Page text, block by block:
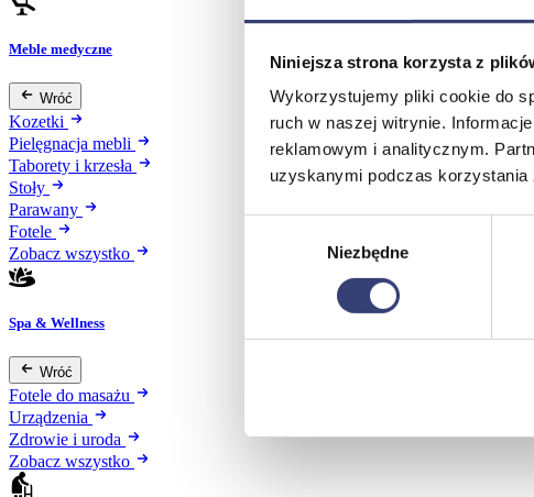
Niniejsza strona korzysta z
Wykorzystujemy pliki cookie do
ruch w naszej witrynie.
reklamowym i analitycznym.
uzyskanymi podczas korzystania
Niezbędne
Meble medyczne
Wróć
Kozetki
Pielęgnacja mebli
Taborety i krzesła
Stoły
Parawany
Fotele
Zobacz wszystko
Spa & Wellness
Wróć
Fotele do masażu
Urządzenia
Zdrowie i uroda
Zobacz wszystko